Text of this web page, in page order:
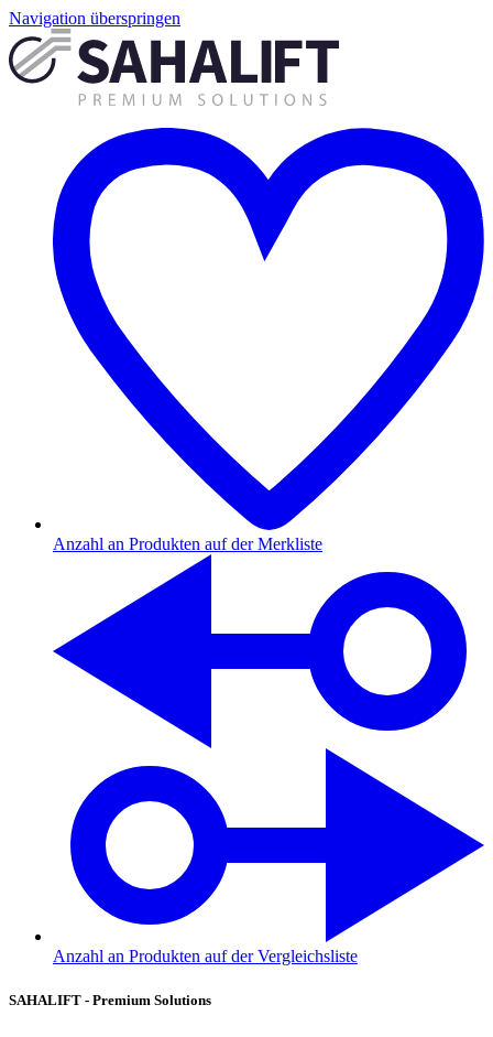
Navigation überspringen
Anzahl an Produkten auf der Merkliste
Anzahl an Produkten auf der Vergleichsliste
SAHALIFT - Premium Solutions